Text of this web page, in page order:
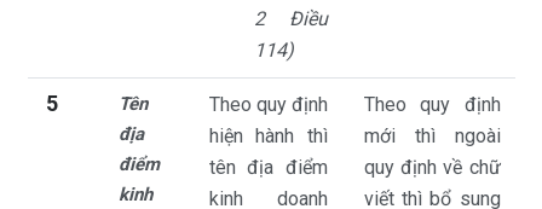
2 Điều
114)
5
Tên
địa
điểm
kinh
Theo quy định
hiện hành thì
tên địa điểm
kinh doanh
Theo quy định
mới thì ngoài
quy định về chữ
viết thì bổ sung